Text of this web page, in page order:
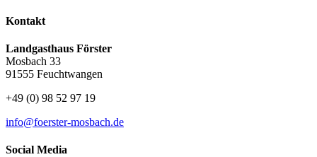
Kontakt
Landgasthaus Förster
Mosbach 33
91555 Feuchtwangen
+49 (0) 98 52 97 19
info@foerster-mosbach.de
Social Media